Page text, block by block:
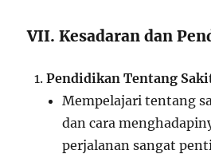
VII. Kesadaran dan
Pendidikan Tentang
Mempelajari tentang
dan cara
perjalanan sangat